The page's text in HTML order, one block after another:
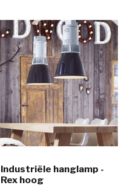
Industriële hanglamp -
Rex hoog